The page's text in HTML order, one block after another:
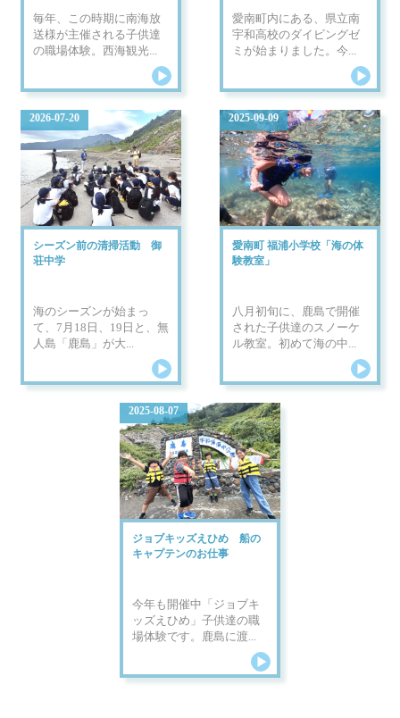
毎年、この時期に南海放
送様が主催される子供達
の職場体験。西海観光...
愛南町内にある、県立南
宇和高校のダイビングゼ
ミが始まりました。今...
2026-07-20
シーズン前の清掃活動 御
荘中学
海のシーズンが始まっ
て、7月18日、19日と、無
人島「鹿島」が大...
2025-09-09
愛南町 福浦小学校「海の体
験教室」
八月初旬に、鹿島で開催
された子供達のスノーケ
ル教室。初めて海の中...
2025-08-07
ジョブキッズえひめ 船の
キャプテンのお仕事
今年も開催中「ジョブキ
ッズえひめ」子供達の職
場体験です。鹿島に渡...